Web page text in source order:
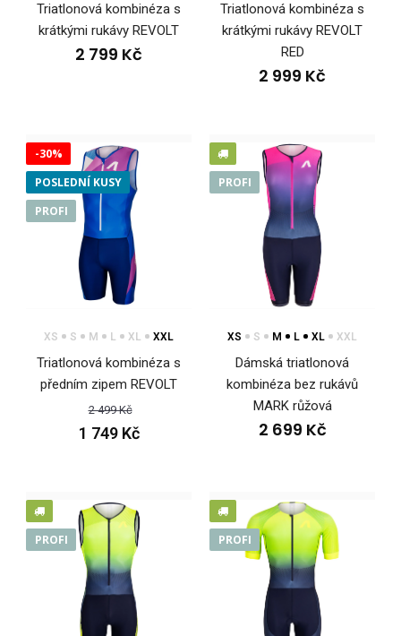
Triatlonová kombinéza s krátkými rukávy REVOLT
2 799 Kč
Pánská triatlonová kombinéza má přiléhavý střih a je vyrobena
z velmi pružného materiálu Espan. Komb..
Triatlonová kombinéza s
krátkými rukávy REVOLT
2 799 Kč
Triatlonová kombinéza s
krátkými rukávy REVOLT
RED
2 999 Kč
-30%
POSLEDNÍ KUSY
PROFI
XS S M L XL XXL
Triatlonová kombinéza s
předním zipem REVOLT
2 499 Kč
1 749 Kč
PROFI
XS S M L XL XXL
Dámská triatlonová
kombinéza bez rukávů
MARK růžová
2 699 Kč
PROFI PROFI